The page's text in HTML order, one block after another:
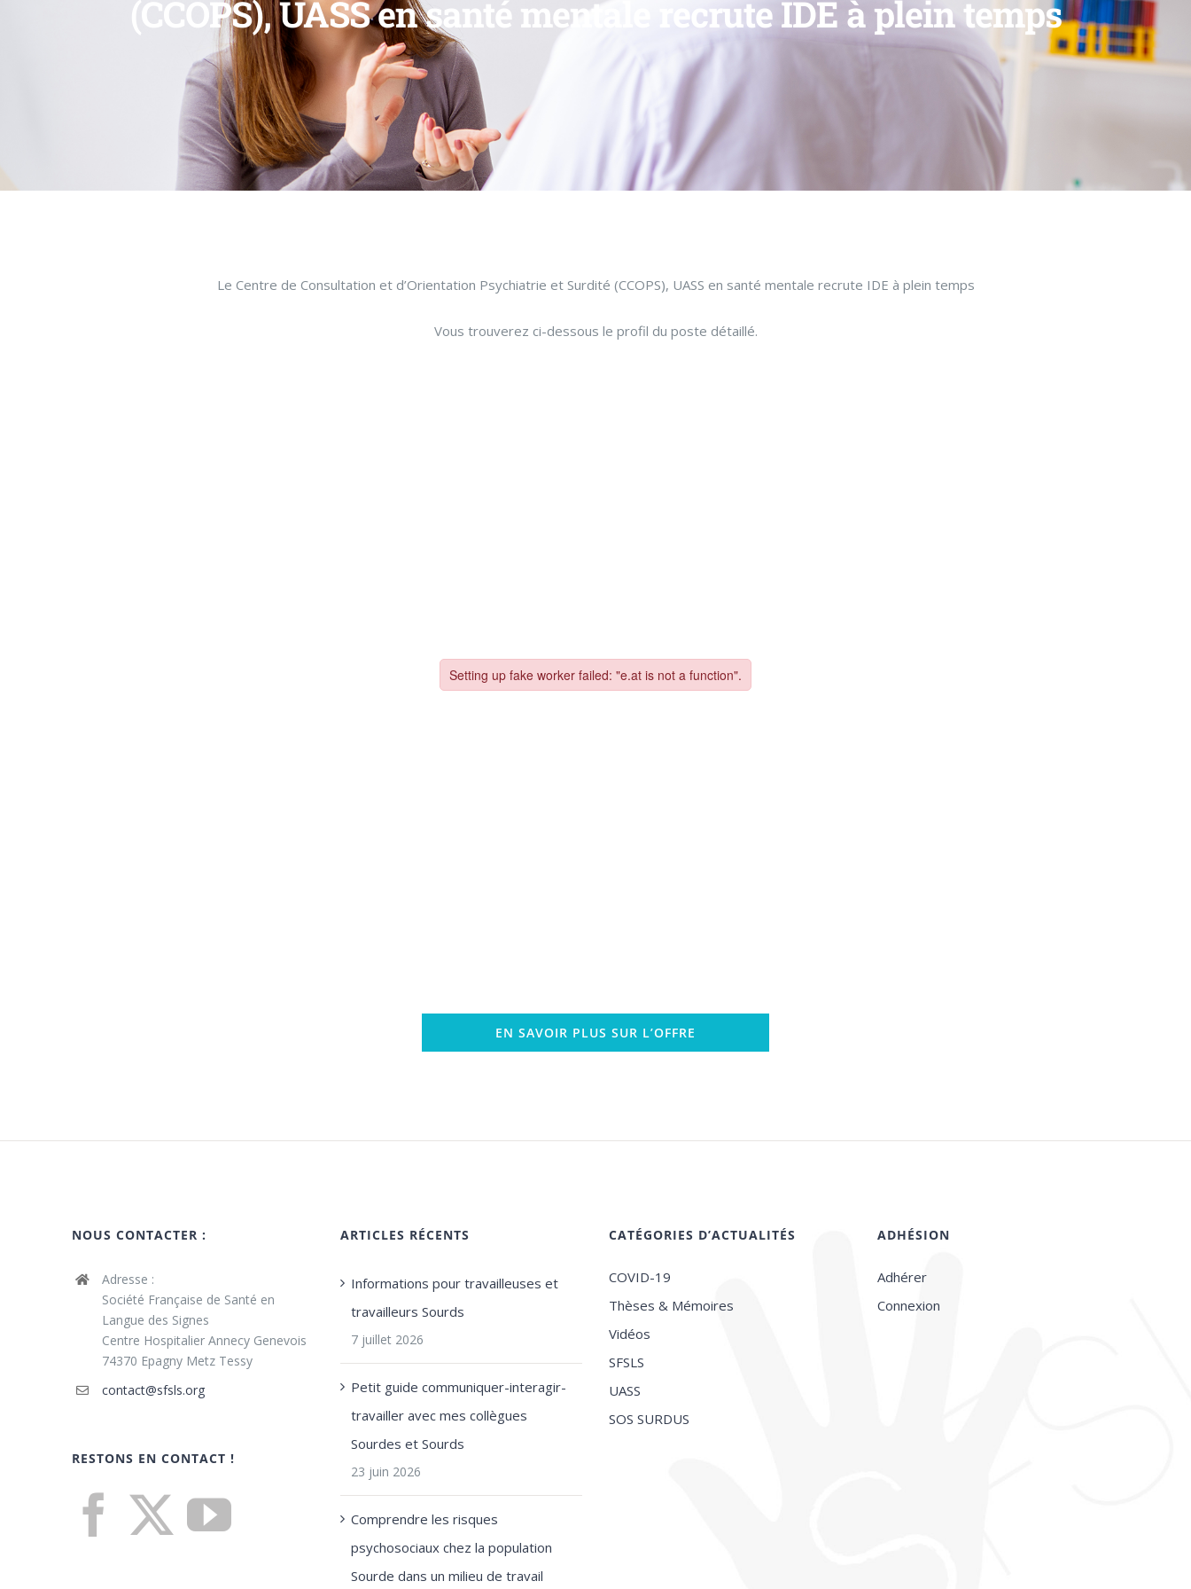
(CCOPS), UASS en santé mentale recrute IDE à plein temps
Le Centre de Consultation et d’Orientation Psychiatrie et Surdité (CCOPS), UASS en santé mentale recrute IDE à plein temps
Vous trouverez ci-dessous le profil du poste détaillé.
EN SAVOIR PLUS SUR L’OFFRE
NOUS CONTACTER :
Adresse :
Société Française de Santé en
Langue des Signes
Centre Hospitalier Annecy Genevois
74370 Epagny Metz Tessy
contact@sfsls.org
RESTONS EN CONTACT !
ARTICLES RÉCENTS
Informations pour travailleuses et
travailleurs Sourds
7 juillet 2026
Petit guide communiquer-interagir-
travailler avec mes collègues
Sourdes et Sourds
23 juin 2026
Comprendre les risques
psychosociaux chez la population
Sourde dans un milieu de travail
CATÉGORIES D’ACTUALITÉS
COVID-19
Thèses & Mémoires
Vidéos
SFSLS
UASS
SOS SURDUS
ADHÉSION
Adhérer
Connexion